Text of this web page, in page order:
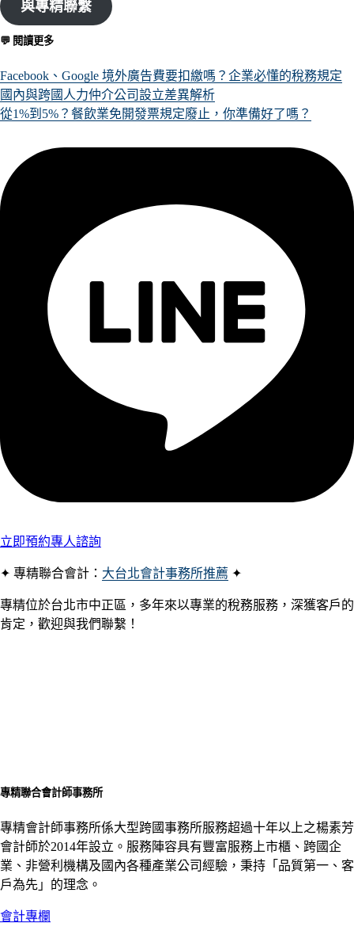
與專精聯繫
💬 閱讀更多
Facebook、Google 境外廣告費要扣繳嗎？企業必懂的稅務規定
國內與跨國人力仲介公司設立差異解析
從1%到5%？餐飲業免開發票規定廢止，你準備好了嗎？
立即預約專人諮詢
✦ 專精聯合會計： 大台北會計事務所推薦 ✦
專精位於台北市中正區，多年來以專業的稅務服務，深獲客戶的
肯定，歡迎與我們聯繫！
專精聯合會計師事務所
專精會計師事務所係大型跨國事務所服務超過十年以上之楊素芳
會計師於2014年設立。服務陣容具有豐富服務上市櫃、跨國企
業、非營利機構及國內各種產業公司經驗，秉持「品質第一、客
戶為先」的理念。
會計專欄